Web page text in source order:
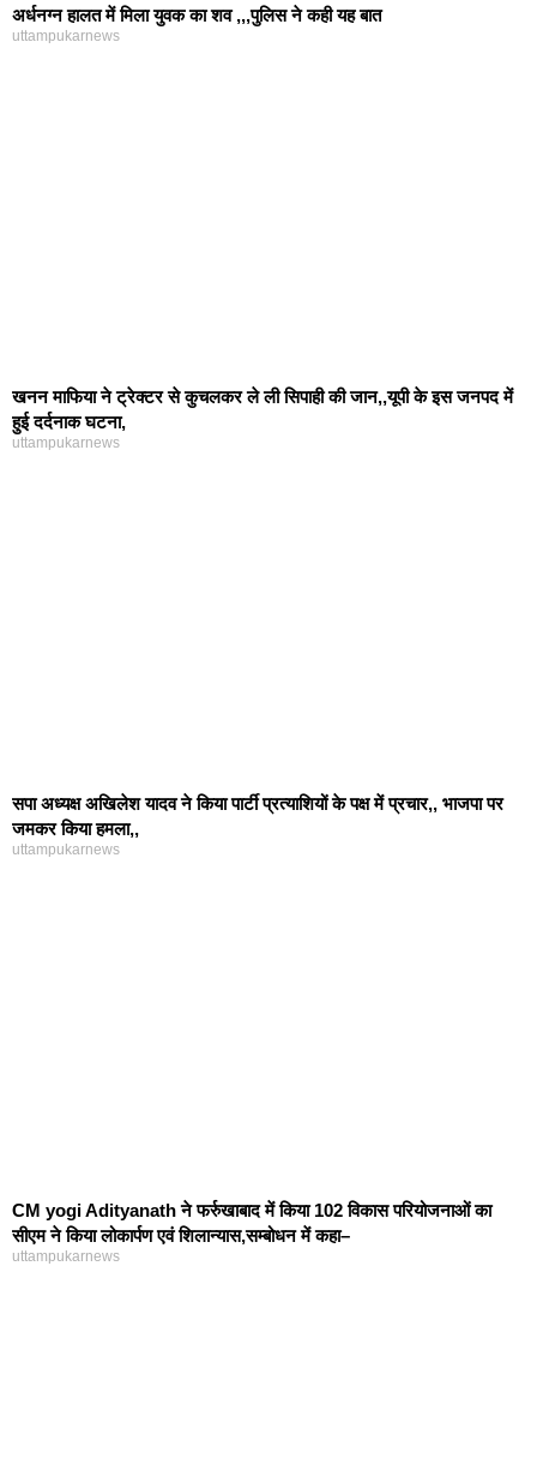
अर्धनग्न हालत में मिला युवक का शव ,,,पुलिस ने कही यह बात
uttampukarnews
खनन माफिया ने ट्रेक्टर से कुचलकर ले ली सिपाही की जान,,यूपी के इस जनपद में
हुई दर्दनाक घटना,
uttampukarnews
सपा अध्यक्ष अखिलेश यादव ने किया पार्टी प्रत्याशियों के पक्ष में प्रचार,, भाजपा पर
जमकर किया हमला,,
uttampukarnews
CM yogi Adityanath ने फर्रुखाबाद में किया 102 विकास परियोजनाओं का
सीएम ने किया लोकार्पण एवं शिलान्यास,सम्बोधन में कहा–
uttampukarnews